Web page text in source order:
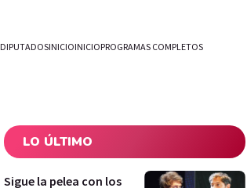
DIPUTADOSINICIOINICIOPROGRAMAS COMPLETOS
LO ÚLTIMO
Sigue la pelea con los